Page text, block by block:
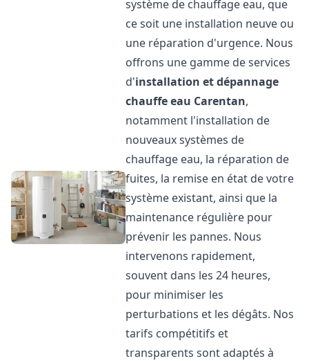
système de chauffage eau, que
ce soit une installation neuve ou
une réparation d'urgence. Nous
offrons une gamme de services
d'installation et dépannage
chauffe eau Carentan,
notamment l'installation de
nouveaux systèmes de
chauffage eau, la réparation de
fuites, la remise en état de votre
système existant, ainsi que la
maintenance régulière pour
prévenir les pannes. Nous
intervenons rapidement,
souvent dans les 24 heures,
pour minimiser les
perturbations et les dégâts. Nos
tarifs compétitifs et
transparents sont adaptés à